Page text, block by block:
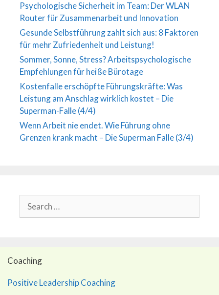
Psychologische Sicherheit im Team: Der WLAN
Router für Zusammenarbeit und Innovation
Gesunde Selbstführung zahlt sich aus: 8 Faktoren
für mehr Zufriedenheit und Leistung!
Sommer, Sonne, Stress? Arbeitspsychologische
Empfehlungen für heiße Bürotage
Kostenfalle erschöpfte Führungskräfte: Was
Leistung am Anschlag wirklich kostet – Die
Superman-Falle (4/4)
Wenn Arbeit nie endet. Wie Führung ohne
Grenzen krank macht – Die Superman Falle (3/4)
Search
for:
Coaching
Positive Leadership Coaching